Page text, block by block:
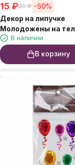
15 ₽30 ₽ -50%
Декор на липучке
Молодожены на
В наличии
В корзину